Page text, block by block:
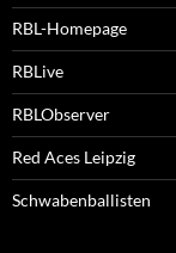
RBL-Homepage
RBLive
RBLObserver
Red Aces Leipzig
Schwabenballisten